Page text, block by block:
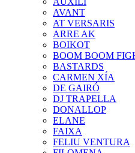
AVANT
AT VERSARIS
ARRE AK
BOIKOT
BOOM BOOM
BASTARDS
CARMEN XÍA
DE GAIRÓ
DJ TRAPELLA
DONALLOP
ELANE
FAIXA
FELIU VENTURA